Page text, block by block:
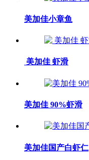
美加佳小章鱼
美加佳 虾滑
美加佳 90%虾滑
美加佳国产白虾仁